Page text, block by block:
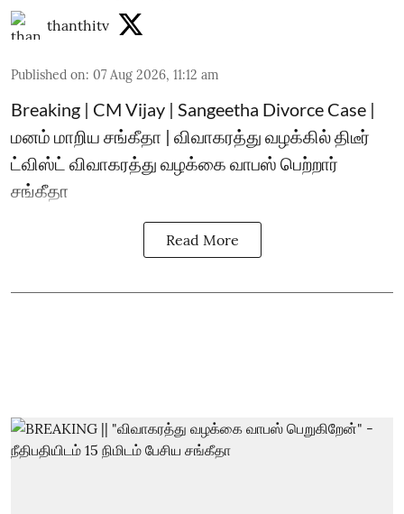
thanthitv
Published on: 07 Aug 2026, 11:12 am
Breaking | CM Vijay | Sangeetha Divorce Case |
மனம் மாறிய சங்கீதா | விவாகரத்து வழக்கில் திடீர்
ட்விஸ்ட் விவாகரத்து வழக்கை வாபஸ் பெற்றார்
சங்கீதா
Read More